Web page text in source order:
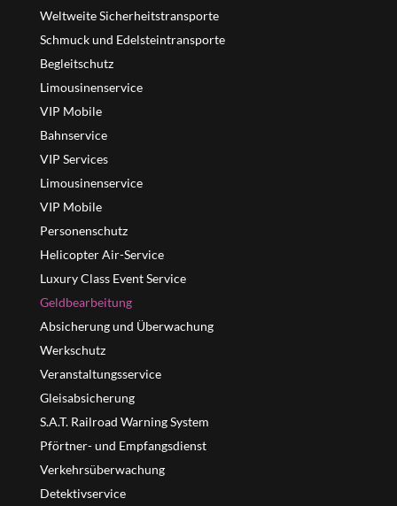
Weltweite Sicherheitstransporte
Schmuck und Edelsteintransporte
Begleitschutz
Limousinenservice
VIP Mobile
Bahnservice
VIP Services
Limousinenservice
VIP Mobile
Personenschutz
Helicopter Air-Service
Luxury Class Event Service
Geldbearbeitung
Absicherung und Überwachung
Werkschutz
Veranstaltungsservice
Gleisabsicherung
S.A.T. Railroad Warning System
Pförtner- und Empfangsdienst
Verkehrsüberwachung
Detektivservice